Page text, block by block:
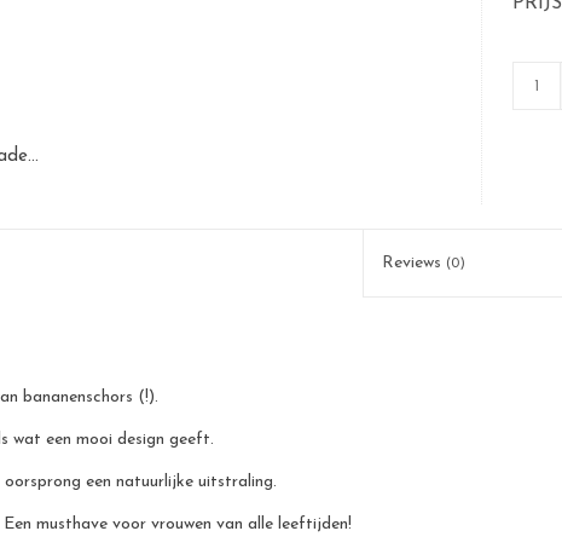
Reviews (0)
bananenschors (!).
wat een mooi design geeft.
een natuurlijke uitstraling.
musthave voor vrouwen van alle leeftijden!